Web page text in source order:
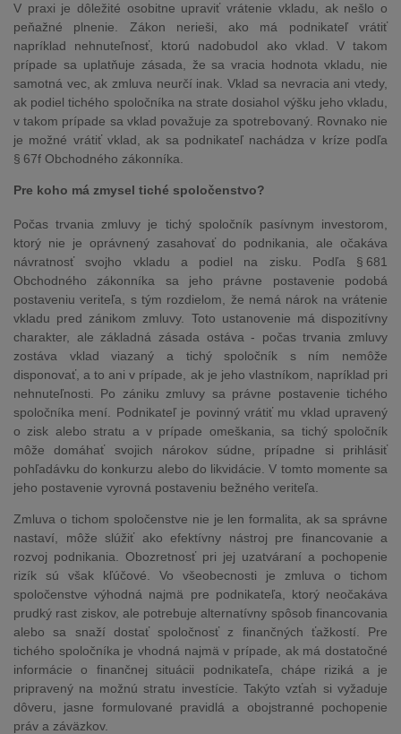
V praxi je dôležité osobitne upraviť vrátenie vkladu, ak nešlo o
peňažné plnenie. Zákon nerieši, ako má podnikateľ vrátiť
napríklad nehnuteľnosť, ktorú nadobudol ako vklad. V takom
prípade sa uplatňuje zásada, že sa vracia hodnota vkladu, nie
samotná vec, ak zmluva neurčí inak. Vklad sa nevracia ani vtedy,
ak podiel tichého spoločníka na strate dosiahol výšku jeho vkladu,
v takom prípade sa vklad považuje za spotrebovaný. Rovnako nie
je možné vrátiť vklad, ak sa podnikateľ nachádza v kríze podľa
§ 67f Obchodného zákonníka.
Pre koho má zmysel tiché spoločenstvo?
Počas trvania zmluvy je tichý spoločník pasívnym investorom,
ktorý nie je oprávnený zasahovať do podnikania, ale očakáva
návratnosť svojho vkladu a podiel na zisku. Podľa § 681
Obchodného zákonníka sa jeho právne postavenie podobá
postaveniu veriteľa, s tým rozdielom, že nemá nárok na vrátenie
vkladu pred zánikom zmluvy. Toto ustanovenie má dispozitívny
charakter, ale základná zásada ostáva - počas trvania zmluvy
zostáva vklad viazaný a tichý spoločník s ním nemôže
disponovať, a to ani v prípade, ak je jeho vlastníkom, napríklad pri
nehnuteľnosti. Po zániku zmluvy sa právne postavenie tichého
spoločníka mení. Podnikateľ je povinný vrátiť mu vklad upravený
o zisk alebo stratu a v prípade omeškania, sa tichý spoločník
môže domáhať svojich nárokov súdne, prípadne si prihlásiť
pohľadávku do konkurzu alebo do likvidácie. V tomto momente sa
jeho postavenie vyrovná postaveniu bežného veriteľa.
Zmluva o tichom spoločenstve nie je len formalita, ak sa správne
nastaví, môže slúžiť ako efektívny nástroj pre financovanie a
rozvoj podnikania. Obozretnosť pri jej uzatváraní a pochopenie
rizík sú však kľúčové. Vo všeobecnosti je zmluva o tichom
spoločenstve výhodná najmä pre podnikateľa, ktorý neočakáva
prudký rast ziskov, ale potrebuje alternatívny spôsob financovania
alebo sa snaží dostať spoločnosť z finančných ťažkostí. Pre
tichého spoločníka je vhodná najmä v prípade, ak má dostatočné
informácie o finančnej situácii podnikateľa, chápe riziká a je
pripravený na možnú stratu investície. Takýto vzťah si vyžaduje
dôveru, jasne formulované pravidlá a obojstranné pochopenie
práv a záväzkov.